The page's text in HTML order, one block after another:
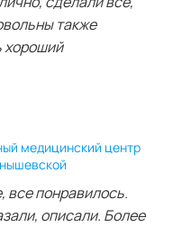
также
хороший
медицинский центр
все понравилось.
описали. Более